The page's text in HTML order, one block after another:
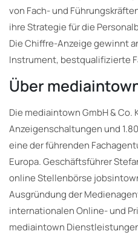
von Fach- und
ihre Strategie für die
Die Chiffre-Anzeige gewinnt
Instrument, bestqualifizierte
Über
Die mediaintown GmbH & Co.
Anzeigenschaltungen und
eine der führenden
Europa. Geschäftsführer
online Stellenbörse
Ausgründung der
internationalen Online- und
mediaintown